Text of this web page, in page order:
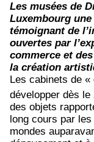
Les musées de
Luxembourg
témoignant de
ouvertes par
commerce et
la création
Les cabinets de
développer dès le
des objets
long cours par
mondes